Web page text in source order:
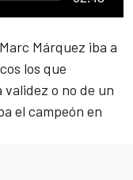
Marc Márquez iba a
los que
o no de un
el campeón en